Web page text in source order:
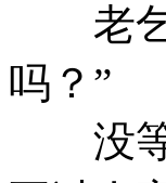
老乞
吗？”
没等